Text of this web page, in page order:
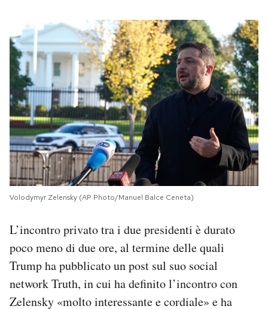
Volodymyr Zelensky (AP Photo/Manuel Balce Ceneta)
L’incontro privato tra i due presidenti è durato
poco meno di due ore, al termine delle quali
Trump ha pubblicato un post sul suo social
network Truth, in cui ha definito l’incontro con
Zelensky «molto interessante e cordiale» e ha